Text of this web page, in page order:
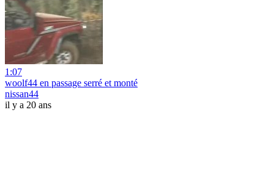
1:07
woolf44 en passage serré et monté
nissan44
il y a 20 ans